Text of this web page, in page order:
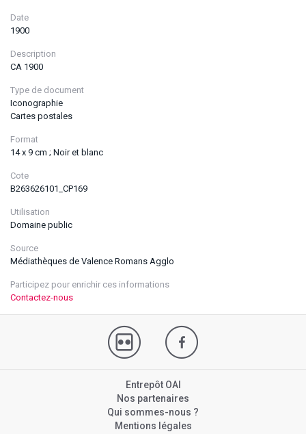
Date
1900
Description
CA 1900
Type de document
Iconographie
Cartes postales
Format
14 x 9 cm ; Noir et blanc
Cote
B263626101_CP169
Utilisation
Domaine public
Source
Médiathèques de Valence Romans Agglo
Participez pour enrichir ces informations
Contactez-nous
Entrepôt OAI
Nos partenaires
Qui sommes-nous ?
Mentions légales